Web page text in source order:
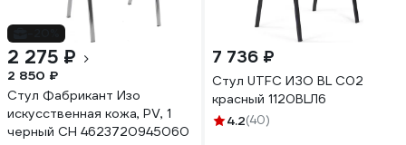
2 275 ₽
2 850 ₽
Стул Фабрикант Изо
искусственная кожа, PV, 1
черный CH 4623720945060
7 736 ₽
Стул UTFC ИЗО BL С02
красный 1120BLЛ6
4.2(40)